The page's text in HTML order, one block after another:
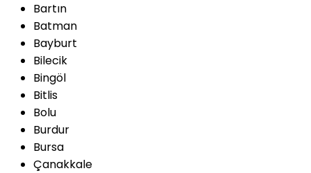
Bartın
Batman
Bayburt
Bilecik
Bingöl
Bitlis
Bolu
Burdur
Bursa
Çanakkale